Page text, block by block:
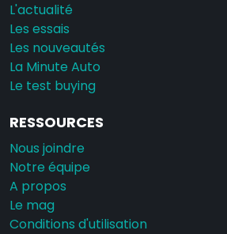
L'actualité
Les essais
Les nouveautés
La Minute Auto
Le test buying
RESSOURCES
Nous joindre
Notre équipe
A propos
Le mag
Conditions d'utilisation